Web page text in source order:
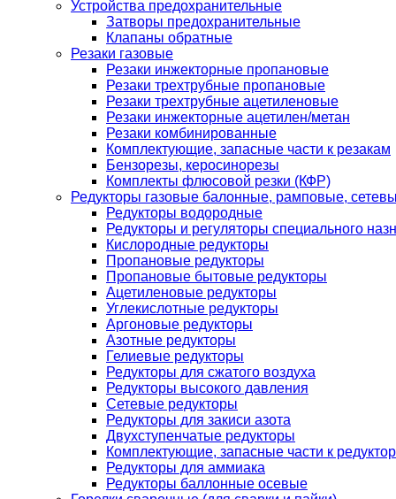
Устройства предохранительные
Затворы предохранительные
Клапаны обратные
Резаки газовые
Резаки инжекторные пропановые
Резаки трехтрубные пропановые
Резаки трехтрубные ацетиленовые
Резаки инжекторные ацетилен/метан
Резаки комбинированные
Комплектующие, запасные части к резакам
Бензорезы, керосинорезы
Комплекты флюсовой резки (КФР)
Редукторы газовые балонные, рамповые,
Редукторы водородные
Редукторы и регуляторы специального
Кислородные редукторы
Пропановые редукторы
Пропановые бытовые редукторы
Ацетиленовые редукторы
Углекислотные редукторы
Аргоновые редукторы
Азотные редукторы
Гелиевые редукторы
Редукторы для сжатого воздуха
Редукторы высокого давления
Сетевые редукторы
Редукторы для закиси азота
Двухступенчатые редукторы
Комплектующие, запасные части к
Редукторы для аммиака
Редукторы баллонные осевые